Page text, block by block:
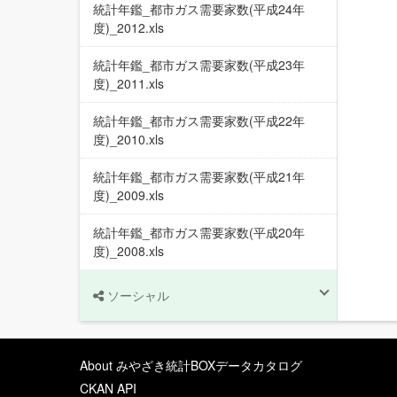
統計年鑑_都市ガス需要家数(平成24年
度)_2012.xls
統計年鑑_都市ガス需要家数(平成23年
度)_2011.xls
統計年鑑_都市ガス需要家数(平成22年
度)_2010.xls
統計年鑑_都市ガス需要家数(平成21年
度)_2009.xls
統計年鑑_都市ガス需要家数(平成20年
度)_2008.xls
ソーシャル
About みやざき統計BOXデータカタログ
CKAN API